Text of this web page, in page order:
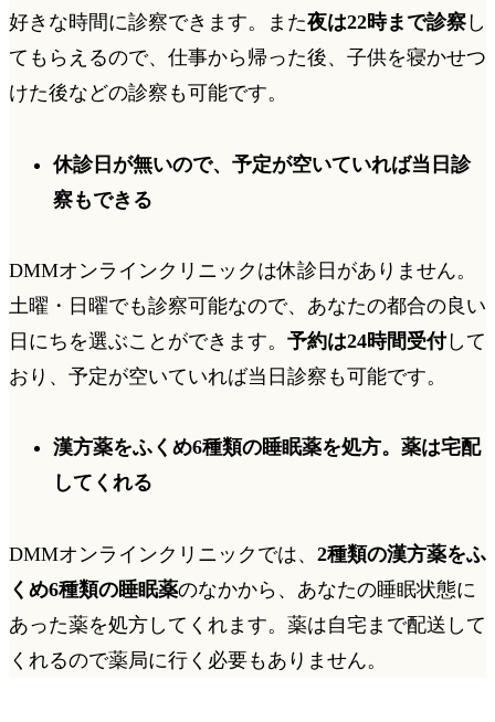
好きな時間に診察できます。また夜は22時まで診察 し
てもらえるので、仕事から帰った後、子供を寝かせつ
けた後などの診察も可能です。
休診日が無いので、予定が空いていれば当日診
察もできる
DMMオンラインクリニックは休診日がありません。
土曜・日曜でも診察可能なので、あなたの都合の良い
日にちを選ぶことができます。 予約は24時間受付して
おり、予定が空いていれば当日診察も可能です。
漢方薬をふくめ6種類の睡眠薬を処方。薬は宅配
してくれる
DMMオンラインクリニックでは、 2種類の漢方薬をふ
くめ6種類の睡眠薬のなかから、あなたの睡眠状態に
あった薬を処方してくれます。薬は自宅まで配送して
くれるので薬局に行く必要もありません。